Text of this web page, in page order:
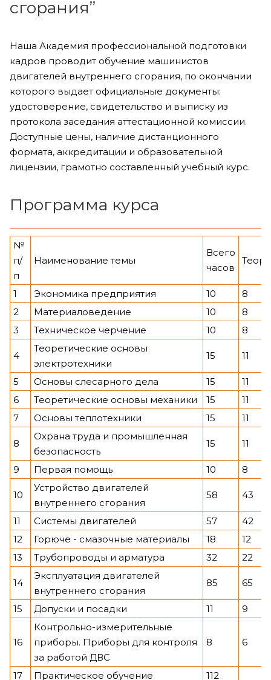
сгорания”
Наша Академия профессиональной подготовки
кадров проводит обучение машинистов
двигателей внутреннего сгорания, по окончании
которого выдает официальные документы:
удостоверение, свидетельство и выписку из
протокола заседания аттестационной комиссии.
Доступные цены, наличие дистанционного
формата, аккредитации и образовательной
лицензии, грамотно составленный учебный курс.
Программа курса
№
п/
п
Наименование темы
Всего
часов
1 Экономика предприятия 10
8
2
Материаловедение 10
8
3
Техническое черчение 10 8
4
Теоретические основы
электротехники
15 11
5 Основы слесарного дела 15
11
6
Теоретические основы механики 15
11
7
Основы теплотехники 15 11
8
Охрана труда и промышленная
безопасность
15 11
9 Первая помощь 10 8
10
Устройство двигателей
внутреннего сгорания
58 43
11 Системы двигателей 57
42
12
Горюче - смазочные материалы 18
12
13
Трубопроводы и арматура 32 22
14
Эксплуатация двигателей
внутреннего сгорания
85 65
15 Допуски и посадки 11 9
16
Контрольно-измерительные
приборы. Приборы для контроля
за работой ДВС
8 6
17 Практическое обучение 112